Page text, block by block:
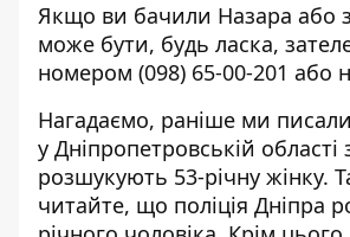
Якщо ви бачили Назара або
може бути, будь ласка,
номером (098) 65-00-201 або
Нагадаємо, раніше ми
у Дніпропетровській області
розшукують 53-річну жінку.
читайте, що поліція Дніпра